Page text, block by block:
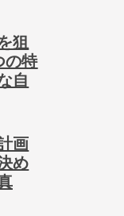
狙
の特
自
画
め